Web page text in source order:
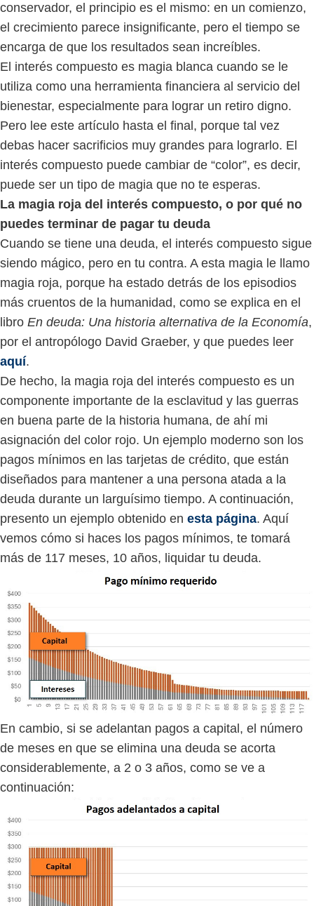
conservador, el principio es el mismo: en un comienzo,
el crecimiento parece insignificante, pero el tiempo se
encarga de que los resultados sean increíbles.
El interés compuesto es magia blanca cuando se le
utiliza como una herramienta financiera al servicio del
bienestar, especialmente para lograr un retiro digno.
Pero lee este artículo hasta el final, porque tal vez
debas hacer sacrificios muy grandes para lograrlo. El
interés compuesto puede cambiar de “color”, es decir,
puede ser un tipo de magia que no te esperas.
La magia roja del interés compuesto, o por qué no
puedes terminar de pagar tu deuda
Cuando se tiene una deuda, el interés compuesto sigue
siendo mágico, pero en tu contra. A esta magia le llamo
magia roja, porque ha estado detrás de los episodios
más cruentos de la humanidad, como se explica en el
libro En deuda: Una historia alternativa de la Economía,
por el antropólogo David Graeber, y que puedes leer
aquí.
De hecho, la magia roja del interés compuesto es un
componente importante de la esclavitud y las guerras
en buena parte de la historia humana, de ahí mi
asignación del color rojo. Un ejemplo moderno son los
pagos mínimos en las tarjetas de crédito, que están
diseñados para mantener a una persona atada a la
deuda durante un larguísimo tiempo. A continuación,
presento un ejemplo obtenido en esta página. Aquí
vemos cómo si haces los pagos mínimos, te tomará
más de 117 meses, 10 años, liquidar tu deuda.
En cambio, si se adelantan pagos a capital, el número
de meses en que se elimina una deuda se acorta
considerablemente, a 2 o 3 años, como se ve a
continuación: